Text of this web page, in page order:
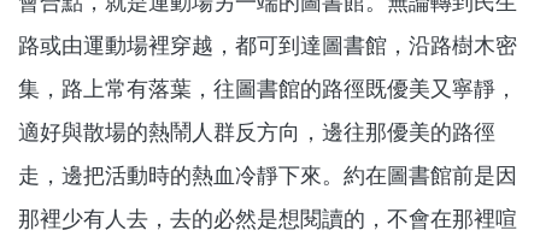
路或由運動場裡穿越，都可到達圖書館，沿路樹木密
集，路上常有落葉，往圖書館的路徑既優美又寧靜，
適好與散場的熱鬧人群反方向，邊往那優美的路徑
走，邊把活動時的熱血冷靜下來。約在圖書館前是因
那裡少有人去，去的必然是想閱讀的，不會在那裡喧